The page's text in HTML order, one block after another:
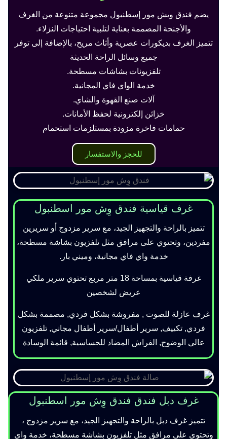
يضم فندق ويش مور إسطنبول مجموعة متنوعة من الغرف
والأجنحة المصممة بعناية لتلبية احتياجات النزلاء.
تتميز الغرف بديكورات عصرية وأثاث مريح، بالإضافة إلى توفر
جميع وسائل الراحة الحديثة
تلفزيونات بشاشات مسطحة.
خدمة الواي فاي المجانية.
آلات صنع القهوة والشاي.
خزائن إلكترونية لحفظ الأمانات.
حمامات فاخرة مزودة بمستلزمات استحمام
للحجز والاستفسار
غرف قياسية فندق وِش مور اسطنبول
تتميز بالراحة والتجهيز الجيد، مع سرير مزدوج أو سريرين
مفردين، وتحتوي على مرافق مثل تلفزيون بشاشة مسطحة،
خدمة واي فاي مجانية، وميني بار.
غرفة قياسية بمساحة 18 متر مربع تحتوي سرير ملكي
عريض لشخصين
غرف عازلة للصوت , مفروشة بشكل فردي, مصممة بشكل
فردي, تكييف, سرير أطفال/سرير أطفال مجاني, تلفزيون
عالي الوضوح, الفراش المضاد للحساسية, قائمة الوسادة
غرف دبل فندق فندق وِش مور اسطنبول
تتميز غرف دبل بالراحة والتجهيز الجيد، مع سرير مزدوج ،
وتحتوي على مرافق مثل تلفزيون بشاشة مسطحة، خدمة واي